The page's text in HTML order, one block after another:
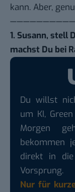
kann. Aber,
1. Susann, stell
machst Du bei
Du willst
um KI,
Morgen
bekommen
direkt in
Vorsprung.
Nur für